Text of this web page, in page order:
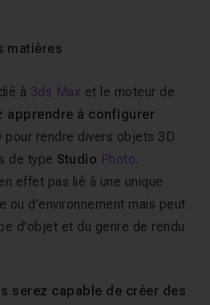
matières
à 3ds Max et le moteur de
apprendre à configurer
pour rendre divers objets 3D
de type Studio Photo.
effet pas lié à une unique
ou d'environnement mais peut
d'objet et du genre de rendu
serez capable de créer des